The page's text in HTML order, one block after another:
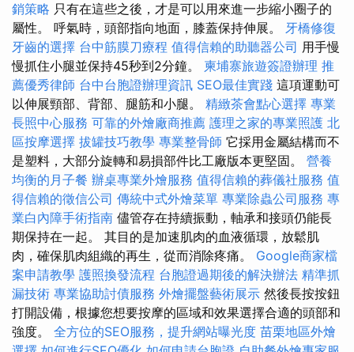
銷策略 只有在這些之後，才是可以用來進一步縮小圈子的
屬性。 呼氣時，頭部指向地面，膝蓋保持伸展。 牙橋修復
牙齒的選擇 台中筋膜刀療程 值得信賴的助聽器公司 用手慢
慢抓住小腿並保持45秒到2分鐘。 柬埔寨旅遊簽證辦理 推
薦優秀律師 台中台胞證辦理資訊 SEO最佳實踐 這項運動可
以伸展頸部、背部、腿筋和小腿。 精緻茶會點心選擇 專業
長照中心服務 可靠的外燴廠商推薦 護理之家的專業照護 北
區按摩選擇 拔罐技巧教學 專業整骨師 它採用金屬結構而不
是塑料，大部分旋轉和易損部件比工廠版本更堅固。 營養
均衡的月子餐 辦桌專業外燴服務 值得信賴的葬儀社服務 值
得信賴的徵信公司 傳統中式外燴菜單 專業除蟲公司服務 專
業白內障手術指南 儘管存在持續振動，軸承和接頭仍能長
期保持在一起。 其目的是加速肌肉的血液循環，放鬆肌
肉，確保肌肉組織的再生，從而消除疼痛。 Google商家檔
案申請教學 護照換發流程 台胞證過期後的解決辦法 精準抓
漏技術 專業協助討債服務 外燴擺盤藝術展示 然後長按按鈕
打開設備，根據您想要按摩的區域和效果選擇合適的頭部和
強度。 全方位的SEO服務，提升網站曝光度 苗栗地區外燴